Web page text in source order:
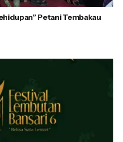
Petani Tembakau